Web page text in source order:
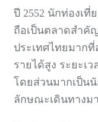
ปี 2552 นักท่องเ
ถือเป็นตลาดสำคั
ประเทศไทยมาก
รายได้สูง ระยะเ
โดยส่วนมากเป็นนั
ลักษณะเดินทางม